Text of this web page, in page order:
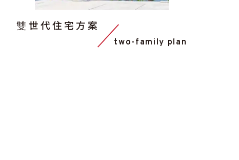
雙世代住宅方案
two-family plan